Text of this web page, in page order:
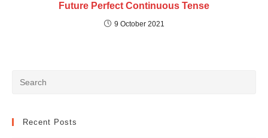
Future Perfect Continuous Tense
9 October 2021
Recent Posts